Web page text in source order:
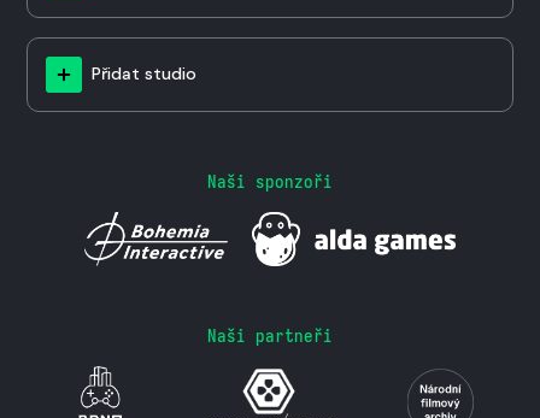
Přidat studio
Naši sponzoři
Naši partneři